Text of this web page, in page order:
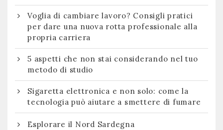
Voglia di cambiare lavoro? Consigli pratici
per dare una nuova rotta professionale alla
propria carriera
5 aspetti che non stai considerando nel tuo
metodo di studio
Sigaretta elettronica e non solo: come la
tecnologia può aiutare a smettere di fumare
Esplorare il Nord Sardegna